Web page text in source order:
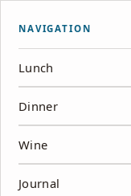
NAVIGATION
Lunch
Dinner
Wine
Journal